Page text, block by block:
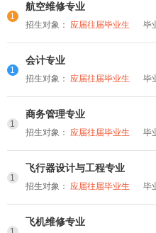
1
航空维修专业
招生对象： 应届往届毕业生 毕
1
会计专业
招生对象： 应届往届毕业生 毕
1
商务管理专业
招生对象： 应届往届毕业生 毕
1
飞行器设计与工程专业
招生对象： 应届往届毕业生 毕
飞机维修专业